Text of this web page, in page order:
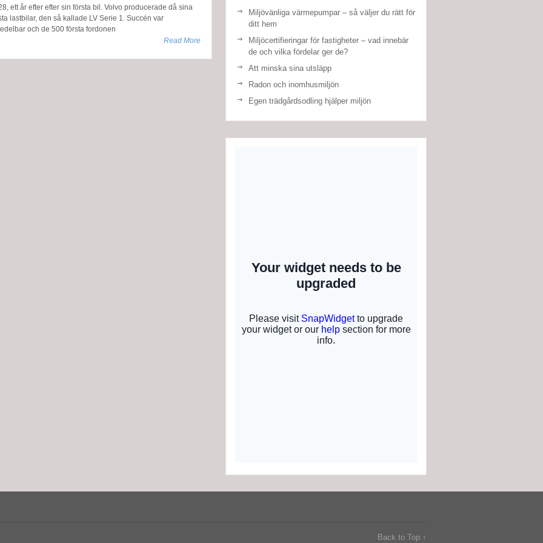
ett år efter efter sin första bil. Volvo producerade då sina
lastbilar, den så kallade LV Serie 1. Succén var
och de 500 första fordonen
Read More
Miljövänliga värmepumpar – så väljer du rätt för
ditt hem
Miljöcertifieringar för fastigheter – vad innebär
de och vilka fördelar ger de?
Att minska sina utsläpp
Radon och inomhusmiljön
Egen trädgårdsodling hjälper miljön
Back to Top ↑